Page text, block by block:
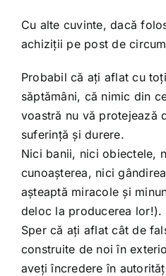
Cu alte cuvinte, dacă
achiziții pe post de
Probabil că ați aflat cu
săptămâni, că nimic din
voastră nu vă protejează
suferință și durere.
Nici banii, nici obiectele,
cunoașterea, nici
așteaptă miracole și
deloc la producerea lor!).
Sper că ați aflat cât de
construite de noi în
aveți încredere în